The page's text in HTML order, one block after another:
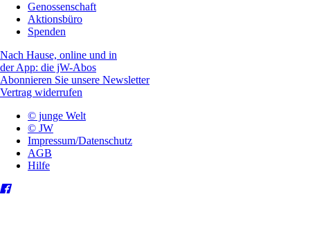
Genossenschaft
Aktionsbüro
Spenden
Nach Hause, online und in
der App: die jW-Abos
Abonnieren Sie unsere Newsletter
Vertrag widerrufen
© junge Welt
© JW
Impressum/Datenschutz
AGB
Hilfe